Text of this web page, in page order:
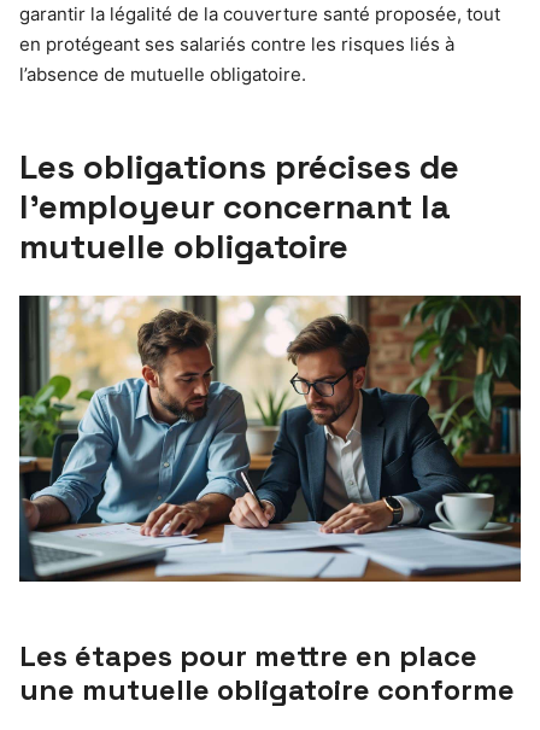
garantir la légalité de la couverture santé proposée, tout
en protégeant ses salariés contre les risques liés à
l’absence de mutuelle obligatoire.
Les obligations précises de
l’employeur concernant la
mutuelle obligatoire
Les étapes pour mettre en place
une mutuelle obligatoire conforme